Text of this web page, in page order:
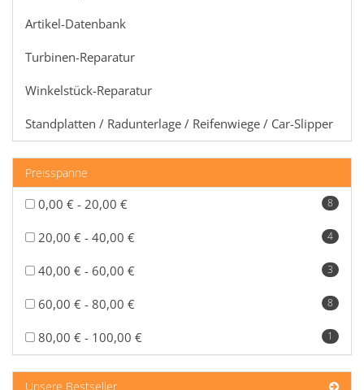
Artikel-Datenbank
Turbinen-Reparatur
Winkelstück-Reparatur
Standplatten / Radunterlage / Reifenwiege / Car-Slipper
Preisspanne
0,00 € - 20,00 € 8
20,00 € - 40,00 € 4
40,00 € - 60,00 € 3
60,00 € - 80,00 € 8
80,00 € - 100,00 € 1
Unsere Bestseller